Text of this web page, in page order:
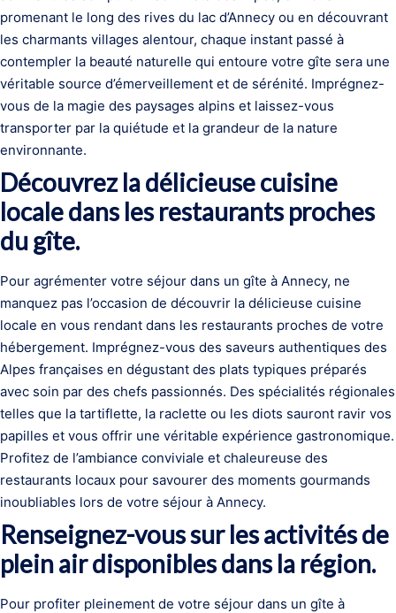
promenant le long des rives du lac d’Annecy ou en découvrant
les charmants villages alentour, chaque instant passé à
contempler la beauté naturelle qui entoure votre gîte sera une
véritable source d’émerveillement et de sérénité. Imprégnez-
vous de la magie des paysages alpins et laissez-vous
transporter par la quiétude et la grandeur de la nature
environnante.
Découvrez la délicieuse cuisine
locale dans les restaurants proches
du gîte.
Pour agrémenter votre séjour dans un gîte à Annecy, ne
manquez pas l’occasion de découvrir la délicieuse cuisine
locale en vous rendant dans les restaurants proches de votre
hébergement. Imprégnez-vous des saveurs authentiques des
Alpes françaises en dégustant des plats typiques préparés
avec soin par des chefs passionnés. Des spécialités régionales
telles que la tartiflette, la raclette ou les diots sauront ravir vos
papilles et vous offrir une véritable expérience gastronomique.
Profitez de l’ambiance conviviale et chaleureuse des
restaurants locaux pour savourer des moments gourmands
inoubliables lors de votre séjour à Annecy.
Renseignez-vous sur les activités de
plein air disponibles dans la région.
Pour profiter pleinement de votre séjour dans un gîte à